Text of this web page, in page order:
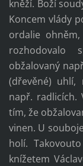
kněží. Boží
Koncem vlády
ordalie
rozhodovalo
obžalovaný
(dřevěné) uhlí,
např. radlicích.
tím, že
vinen. U
holí.
knížetem